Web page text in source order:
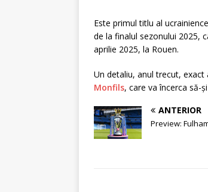
Este primul titlu al
de la finalul sezonului 2025,
aprilie 2025, la Rouen.
Un detaliu, anul trecut,
Monfils, care va încerca să-
ANTERIOR
Preview: